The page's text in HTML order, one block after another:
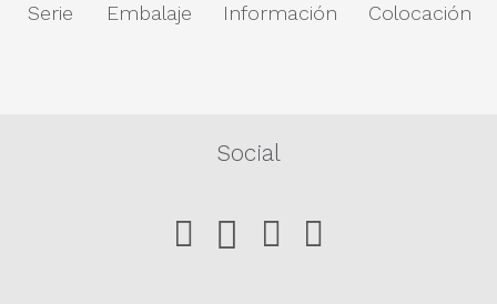
Serie Embalaje Información Colocación
Social